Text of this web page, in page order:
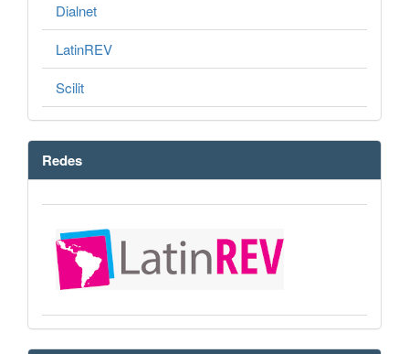
Dialnet
LatinREV
Scilit
Redes